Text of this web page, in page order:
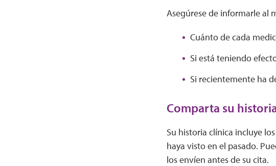
Asegúrese de informarle al
Cuánto de cada
Si está teniendo
Si recientemente ha
Comparta su
Su historia clínica incluye
haya visto en el pasado.
los envíen antes de su cita.